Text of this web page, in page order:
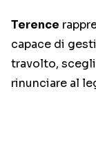
Terence
capace di
travolto,
rinunciare al